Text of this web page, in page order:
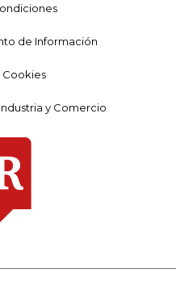
de Información
Cookies
y Comercio